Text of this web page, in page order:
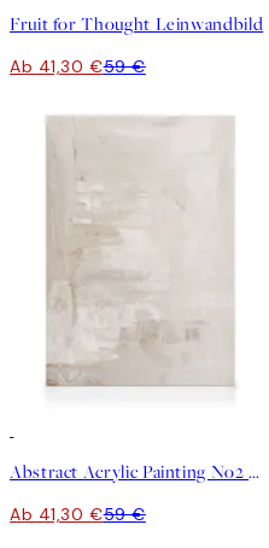
Fruit for Thought Leinwandbild
Ab 41,30 €59 €
Abstract Acrylic Painting No2 Leinwandbild
Ab 41,30 €59 €